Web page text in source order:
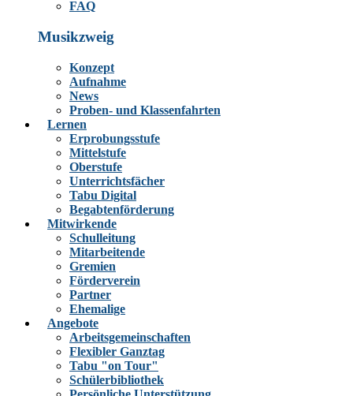
FAQ
Musikzweig
Konzept
Aufnahme
News
Proben- und Klassenfahrten
Lernen
Erprobungsstufe
Mittelstufe
Oberstufe
Unterrichtsfächer
Tabu Digital
Begabtenförderung
Mitwirkende
Schulleitung
Mitarbeitende
Gremien
Förderverein
Partner
Ehemalige
Angebote
Arbeitsgemeinschaften
Flexibler Ganztag
Tabu "on Tour"
Schülerbibliothek